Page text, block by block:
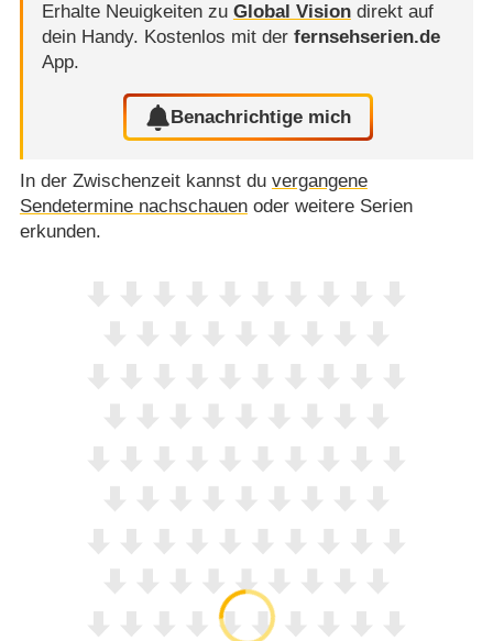
Erhalte Neuigkeiten zu Global Visiondirekt auf
dein Handy. Kostenlos mit der fernsehserien.de
App.
Benachrichtige mich
In der Zwischenzeit kannst du vergangene
Sendetermine nachschauenoder weitere Serien
erkunden.